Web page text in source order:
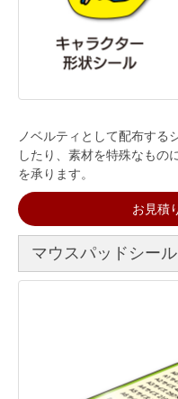
ノベルティとして配布する
したり、素材を特殊なもの
を承ります。
お見積
マウスパッドシール